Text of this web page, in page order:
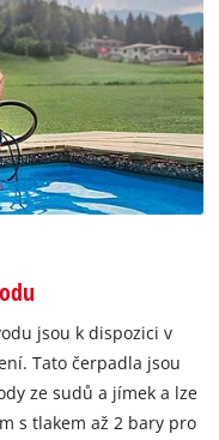
jsou k dispozici v
Tato čerpadla jsou
ze sudů a jímek a lze
s tlakem až 2 bary pro